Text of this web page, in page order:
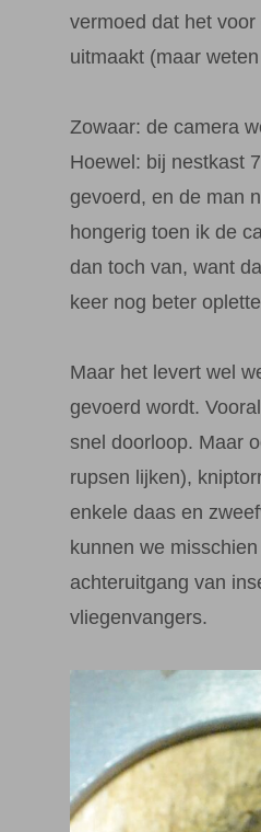
vermoed dat het
uitmaakt (maar
Zowaar: de camera
Hoewel: bij nestkast
gevoerd, en de man
hongerig toen ik de
dan toch van, want
keer nog beter
Maar het levert wel
gevoerd wordt.
snel doorloop. Maar
rupsen lijken),
enkele daas en
kunnen we
achteruitgang van
vliegenvangers.